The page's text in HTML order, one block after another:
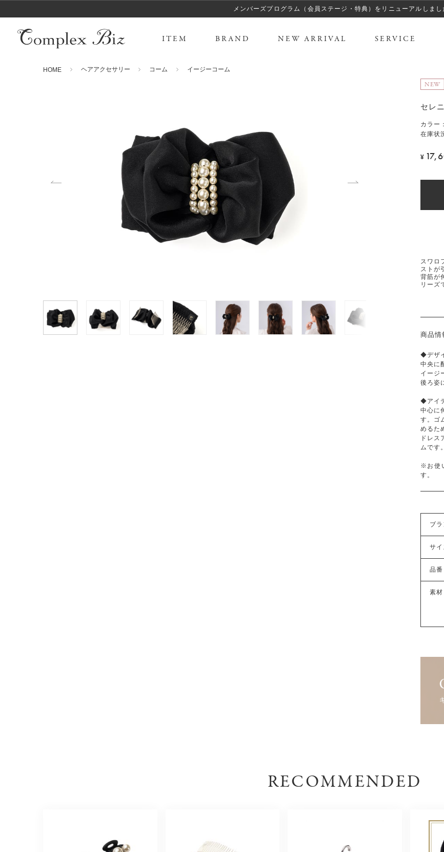
メンバーズプログラム（会員ステージ・特典）をリニューアルしまし
ITEM BRAND NEW ARRIVAL SERVICE
HOME ヘアアクセサリー コーム イージーコーム
NEW
セレ
カラー ：
在庫状
¥
スワロ
ストが
背筋が
リーズ
商品情
◆デザ
中央に
イージ
後ろ姿
◆アイ
中心に
す。ゴ
めるた
ドレス
ムです。
※お使
す。
ブラ
サイ
品番
素材
RECOMMENDED